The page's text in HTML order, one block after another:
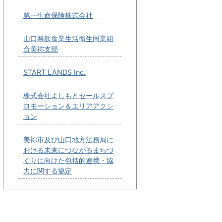
第一生命保険株式会社
山口県飲食業生活衛生同業組
合美祢支部
START LANDS Inc.
株式会社よしもとセールスプ
ロモーション＆エリアアクシ
ョン
美祢市及び山口地方法務局に
おける未来につながるまちづ
くりに向けた包括的連携・協
力に関する協定